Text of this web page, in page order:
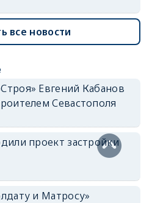
все новости
Евгений Кабанов
Севастополя
проект застройки
и Матросу»